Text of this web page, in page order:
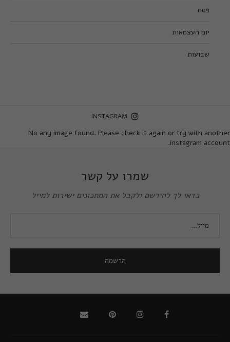
פסח
יום העצמאות
שבועות
INSTAGRAM
No any image found. Please check it again or try with another
instagram account.
שמרו על קשר
כדאי לך להירשם ולקבל את המתכונים ישירות למייל